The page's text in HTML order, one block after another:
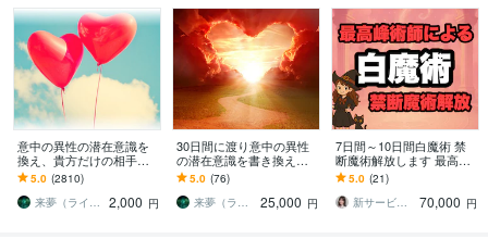
意中の異性の潜在意識を
換え、貴方だけの相手に
します 意中の相手に狂っ
たように愛されたい、関
係を改善したいあなたへ
5.0 (2810)
来夢（ライム）
2,000 円
30日間に渡り意中の異性
の潜在意識を書き換えま
す 大好きな人にこれ以上
ないほど狂おしく愛され
たいあなたへ
5.0 (76)
来夢（ライム）
25,000 円
7日間～10日間白魔術 禁
断魔術解放します 最高峰
魔術師にしか出来ない白
魔術 人数制限あり
5.0 (21)
新サービス出品 恋愛鑑定施術師 秋 琴音
70,000 円